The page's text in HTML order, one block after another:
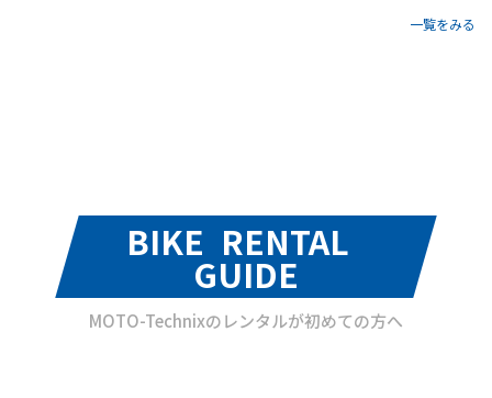
一覧をみる
BIKE RENTAL
GUIDE
MOTO-Technixのレンタルが初めての方へ